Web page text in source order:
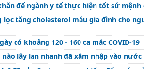
để ngành y tế thực hiện tốt sứ mệnh
lọc tăng cholesterol máu gia đình cho
có khoảng 120 - 160 ca mắc COVID-19
lây lan nhanh đã xâm nhập vào nước